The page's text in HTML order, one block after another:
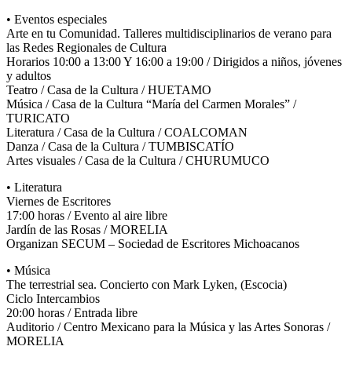
• Eventos especiales
Arte en tu Comunidad. Talleres multidisciplinarios de verano para
las Redes Regionales de Cultura
Horarios 10:00 a 13:00 Y 16:00 a 19:00 / Dirigidos a niños, jóvenes
y adultos
Teatro / Casa de la Cultura / HUETAMO
Música / Casa de la Cultura “María del Carmen Morales” /
TURICATO
Literatura / Casa de la Cultura / COALCOMAN
Danza / Casa de la Cultura / TUMBISCATÍO
Artes visuales / Casa de la Cultura / CHURUMUCO
• Literatura
Viernes de Escritores
17:00 horas / Evento al aire libre
Jardín de las Rosas / MORELIA
Organizan SECUM – Sociedad de Escritores Michoacanos
• Música
The terrestrial sea. Concierto con Mark Lyken, (Escocia)
Ciclo Intercambios
20:00 horas / Entrada libre
Auditorio / Centro Mexicano para la Música y las Artes Sonoras /
MORELIA